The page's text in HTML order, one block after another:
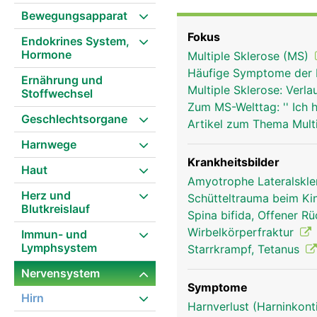
Bewegungsapparat
Endokrines System,
Hormone
Ernährung und
Stoffwechsel
Geschlechtsorgane
Harnwege
Haut
Herz und
Blutkreislauf
Immun- und
Lymphsystem
Nervensystem
Hirn
Rückenmark besteht
Substanz, die im
gebildet wird. Die
die langen
(Liquor) und von drei
eine gut durchblutete
innere Haut.
Fokus
Multiple Sklerose (MS)
Häufige Symptome der
Multiple Sklerose:
Zum MS-Welttag: '' Ich
Artikel zum Thema
Krankheitsbilder
Amyotrophe
Schütteltrauma beim
Spina bifida, Offener
Wirbelkörperfraktur
Starrkrampf, Tetanus
Symptome
Harnverlust